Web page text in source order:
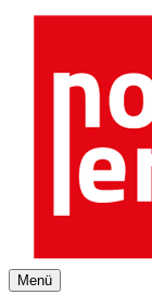
Buch Kultur Politik
Menü